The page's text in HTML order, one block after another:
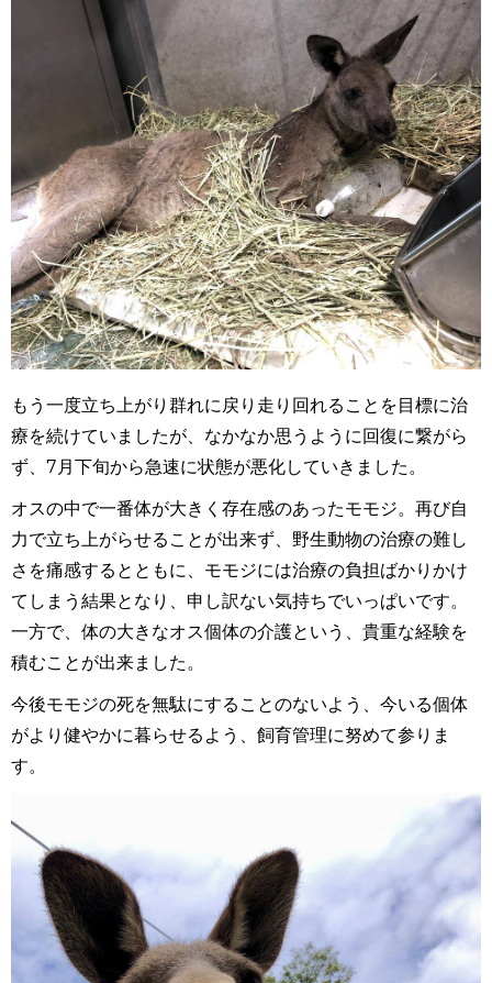
もう一度立ち上がり群れに戻り走り回れることを目標に治
療を続けていましたが、なかなか思うように回復に繋がら
ず、 7月下旬から急速に状態が悪化していきました。
オスの中で一番体が大きく存在感のあったモモジ。再び自
力で立ち上がらせることが出来ず、野生動物の治療の難し
さを痛感するとともに、モモジには治療の負担ばかりかけ
てしまう結果となり、申し訳ない気持ちでいっぱいです。
一方で、体の大きなオス個体の介護という、貴重な経験を
積むことが出来ました。
今後モモジの死を無駄にすることのないよう、今いる個体
がより健やかに暮らせるよう、飼育管理に努めて参りま
す。